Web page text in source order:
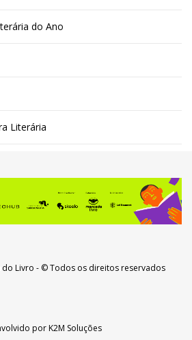
do Ano
Literária
do Livro - © Todos os direitos reservados
porK2M Soluções